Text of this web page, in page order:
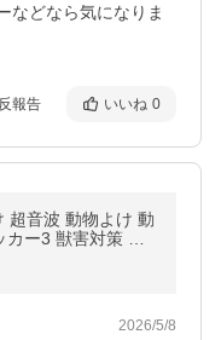
などなら気になりま
報告 いいね 0
超音波 動物よけ 動
ー3 獣害対策 ソ
ノシシ ハクビシン
2026/5/8